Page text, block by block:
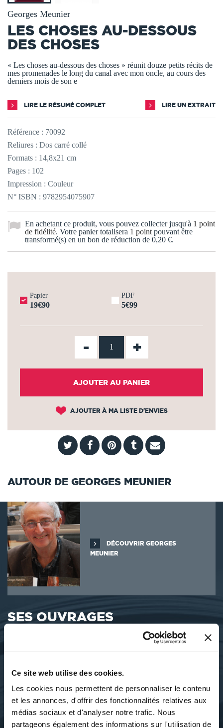
Ce site web utilise des cookies.
Les cookies nous permettent de personnaliser le contenu
et les annonces, d'offrir des fonctionnalités relatives aux
médias sociaux et d'analyser notre trafic. Nous
partageons également des informations sur l'utilisation de
Georges Meunier
LES CHOSES AU-DESSOUS
DES CHOSES
« Les choses au-dessous des choses » réunit douze petits récits de
mes promenades le long du canal avec mon oncle, au cours des
derniers mois de son e
LIRE LE RÉSUMÉ COMPLET LIRE UN EXTRAIT
Référence : 70092
Reliures : Dos carré collé
Formats : 14,8x21 cm
Pages : 102
Impression : Couleur
N° ISBN : 9782954075907
En achetant ce produit, vous pouvez collecter jusqu'à 1 point
de fidélité. Votre panier totalisera 1 point pouvant être
transformé(s) en un bon de réduction de 0,20 €.
Papier
19€90
PDF
5€99
- +
AJOUTER AU PANIER
AJOUTER À MA LISTE D'ENVIES
AUTOUR DE GEORGES MEUNIER
DÉCOUVRIR GEORGES
MEUNIER
SES OUVRAGES